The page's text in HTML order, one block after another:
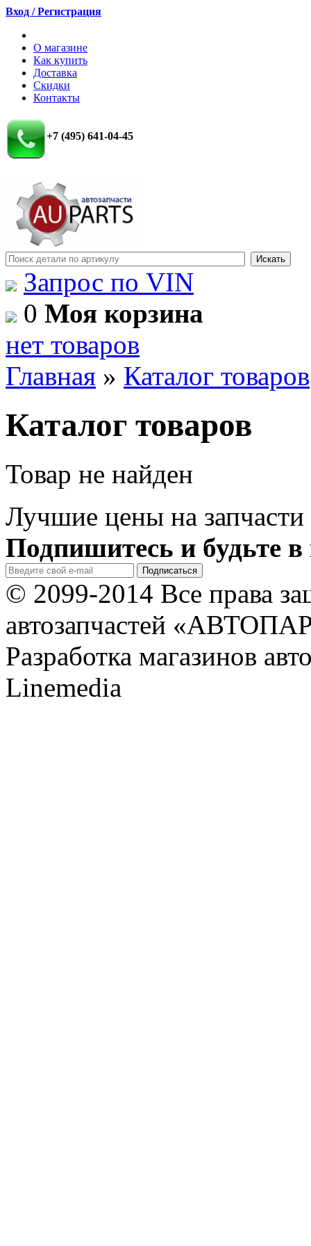
Вход / Регистрация
О магазине
Как купить
Доставка
Скидки
Контакты
+7 (495) 641-04-45
Запрос по VIN
0 Моя корзина
нет товаров
Главная » Каталог товаров
Каталог товаров
Товар не найден
Лучшие цены на запчасти
Подпишитесь и будьте в
© 2099-2014 Все права
автозапчастей
Разработка магазинов
Linemedia